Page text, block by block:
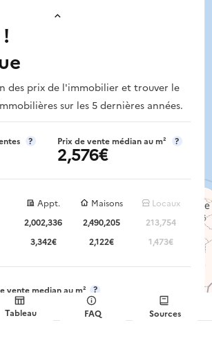
Tableau FAQ Sources
des prix de l'immobilier et trouver le
sur les 5 dernières années.
? Prix de vente médian au m² ?
2,576€
Appt. Maisons
Locaux
2,002,336 2,490,205
213,754
3,342€ 2,122€ 1,473€
vente median au m² ?
| © DINUM (data.gouv.fr) |